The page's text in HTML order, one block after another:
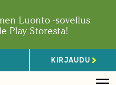
Luonto -sovellus
Play Storesta!
KIRJAUDU